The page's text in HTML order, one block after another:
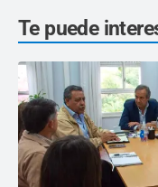
Te puede